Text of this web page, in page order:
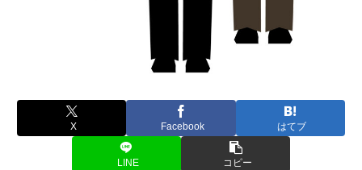
X Facebook はてブ
LINE コピー